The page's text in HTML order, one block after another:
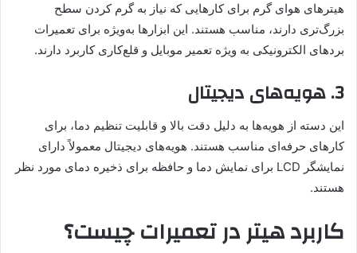
هیترهای هوای گرم برای کارهایی که نیاز به گرم کردن سطح
بزرگ‌تری دارند، مناسب هستند. این ابزارها به‌ویژه برای تعمیرات
بردهای الکترونیکی به ویژه تعمیر موبایل و قلع‌کاری کاربرد دارند.
3. هویه‌های دیجیتال
این دسته از هویه‌ها به دلیل دقت بالا و قابلیت تنظیم دما، برای
کارهای حرفه‌ای مناسب هستند. هویه‌های دیجیتال معمولاً دارای
نمایشگر LCD برای نمایش دما و حافظه برای ذخیره دمای مورد نظر
هستند.
کاربرد هیتر در تعمیرات چیست؟